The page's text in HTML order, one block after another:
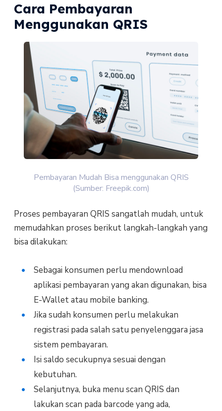
Cara Pembayaran
Menggunakan QRIS
Pembayaran Mudah Bisa menggunakan QRIS
(Sumber: Freepik.com)
Proses pembayaran QRIS sangatlah mudah, untuk
memudahkan proses berikut langkah-langkah yang
bisa dilakukan:
Sebagai konsumen perlu mendownload
aplikasi pembayaran yang akan digunakan, bisa
E-Wallet atau mobile banking.
Jika sudah konsumen perlu melakukan
registrasi pada salah satu penyelenggara jasa
sistem pembayaran.
Isi saldo secukupnya sesuai dengan
kebutuhan.
Selanjutnya, buka menu scan QRIS dan
lakukan scan pada barcode yang ada,